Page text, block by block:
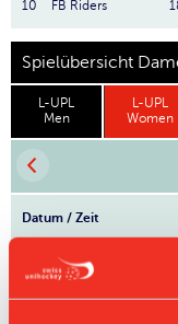
10 FB Riders
Spielübersicht
L-UPL
Men
L-UPL
Women
Datum / Zeit
21.04. 12:00